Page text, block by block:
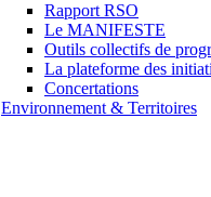
Rapport RSO
Le MANIFESTE
Outils collectifs de
La plateforme des
Concertations
Environnement & Territoires